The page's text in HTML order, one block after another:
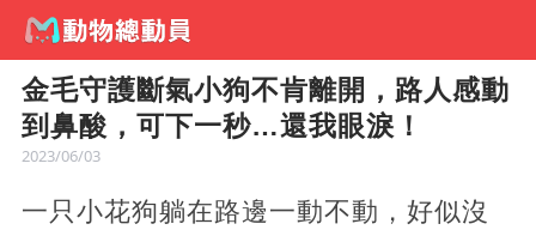
金毛守護斷氣小狗不肯離開，路人感動
到鼻酸，可下一秒…還我眼淚！
2023/06/03
一只小花狗躺在路邊一動不動，好似沒